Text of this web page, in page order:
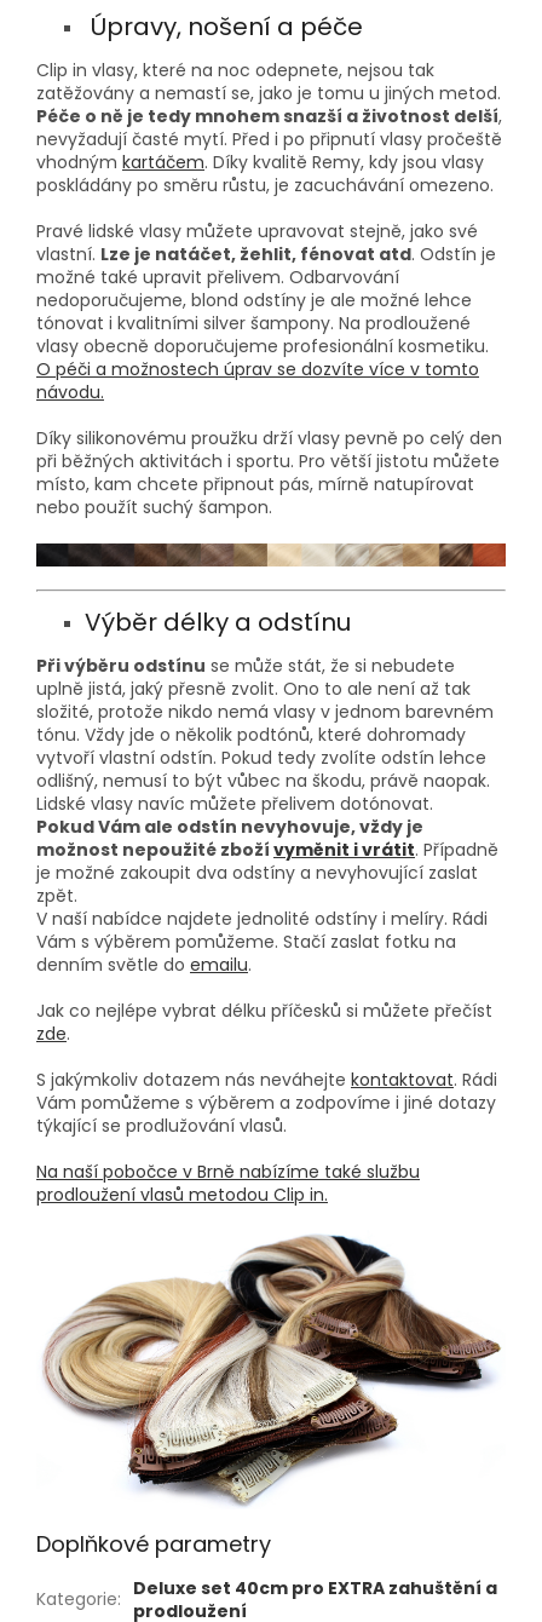
Úpravy, nošení a péče
Clip in vlasy, které na noc odepnete, nejsou tak
zatěžovány a nemastí se, jako je tomu u jiných metod.
Péče o ně je tedy mnohem snazší a životnost delší,
nevyžadují časté mytí. Před i po připnutí vlasy pročeště
vhodným kartáčem. Díky kvalitě Remy, kdy jsou vlasy
poskládány po směru růstu, je zacuchávání omezeno.
Pravé lidské vlasy můžete upravovat stejně, jako své
vlastní. Lze je natáčet, žehlit, fénovat atd. Odstín je
možné také upravit přelivem. Odbarvování
nedoporučujeme, blond odstíny je ale možné lehce
tónovat i kvalitními silver šampony. Na prodloužené
vlasy obecně doporučujeme profesionální kosmetiku.
O péči a možnostech úprav se dozvíte více v tomto
návodu.
Díky silikonovému proužku drží vlasy pevně po celý den
při běžných aktivitách i sportu. Pro větší jistotu můžete
místo, kam chcete připnout pás, mírně natupírovat
nebo použít suchý šampon.
Výběr délky a odstínu
Při výběru odstínu se může stát, že si nebudete
uplně jistá, jaký přesně zvolit. Ono to ale není až tak
složité, protože nikdo nemá vlasy v jednom barevném
tónu. Vždy jde o několik podtónů, které dohromady
vytvoří vlastní odstín. Pokud tedy zvolíte odstín lehce
odlišný, nemusí to být vůbec na škodu, právě naopak.
Lidské vlasy navíc můžete přelivem dotónovat.
Pokud Vám ale odstín nevyhovuje, vždy je
možnost nepoužité zboží vyměnit i vrátit. Případně
je možné zakoupit dva odstíny a nevyhovující zaslat
zpět.
V naší nabídce najdete jednolité odstíny i melíry. Rádi
Vám s výběrem pomůžeme. Stačí zaslat fotku na
denním světle do emailu.
Jak co nejlépe vybrat délku příčesků si můžete přečíst
zde.
S jakýmkoliv dotazem nás neváhejte kontaktovat. Rádi
Vám pomůžeme s výběrem a zodpovíme i jiné dotazy
týkající se prodlužování vlasů.
Na naší pobočce v Brně nabízíme také službu
prodloužení vlasů metodou Clip in.
Doplňkové parametry
Kategorie: Deluxe set 40cm pro EXTRA zahuštění a
prodloužení